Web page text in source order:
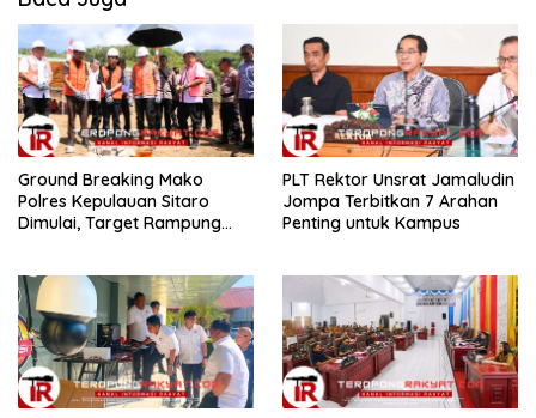
Ground Breaking Mako
Polres Kepulauan Sitaro
Dimulai, Target Rampung
​PLT Rektor Unsrat Jamaludin
Jompa Terbitkan 7 Arahan
Penting untuk Kampus